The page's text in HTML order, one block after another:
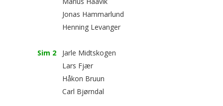
Jonas Hammarlund
Henning Levanger
Sim 2
Jarle Midtskogen
Lars Fjær
Håkon Bruun
Carl Bjørndal